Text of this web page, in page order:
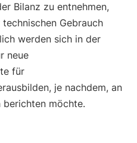
Bilanz zu entnehmen,
Gebrauch
werden sich in der
neue
für
je nachdem, an
berichten möchte.